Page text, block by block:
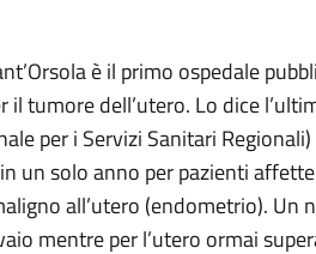
è il primo ospedale
il tumore dell’utero. Lo dice
per i Servizi Sanitari
un solo anno per pazienti
all’utero (endometrio). Un
mentre per l’utero ormai